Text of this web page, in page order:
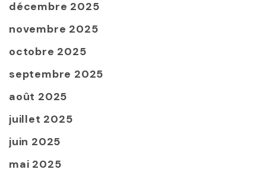
décembre 2025
novembre 2025
octobre 2025
septembre 2025
août 2025
juillet 2025
juin 2025
mai 2025